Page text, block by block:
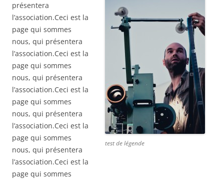
test de légende
présentera
l’association.Ceci est la
page qui sommes
nous, qui présentera
l’association.Ceci est la
page qui sommes
nous, qui présentera
l’association.Ceci est la
page qui sommes
nous, qui présentera
l’association.Ceci est la
page qui sommes
nous, qui présentera
l’association.Ceci est la
page qui sommes